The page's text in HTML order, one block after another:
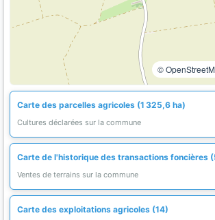
©
Carte des parcelles agricoles (1 325,6 ha)
Cultures déclarées sur la commune
Carte de l'historique des transactions foncières
Ventes de terrains sur la commune
Carte des exploitations agricoles (14)